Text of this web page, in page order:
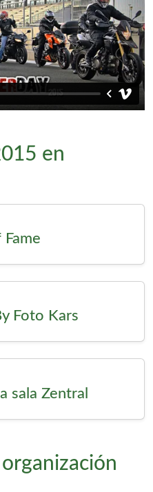
en
Fame
Foto Kars
sala Zentral